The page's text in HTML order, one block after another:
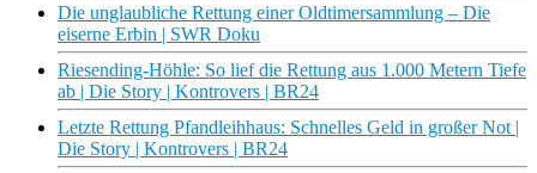
Die unglaubliche Rettung einer Oldtimersammlung – Die
eiserne Erbin | SWR Doku
Riesending-Höhle: So lief die Rettung aus 1.000 Metern Tiefe
ab | Die Story | Kontrovers | BR24
Letzte Rettung Pfandleihhaus: Schnelles Geld in großer Not |
Die Story | Kontrovers | BR24